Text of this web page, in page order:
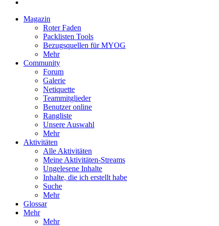
Magazin
Roter Faden
Packlisten Tools
Bezugsquellen für MYOG
Mehr
Community
Forum
Galerie
Netiquette
Teammitglieder
Benutzer online
Rangliste
Unsere Auswahl
Mehr
Aktivitäten
Alle Aktivitäten
Meine Aktivitäten-Streams
Ungelesene Inhalte
Inhalte, die ich erstellt habe
Suche
Mehr
Glossar
Mehr
Mehr